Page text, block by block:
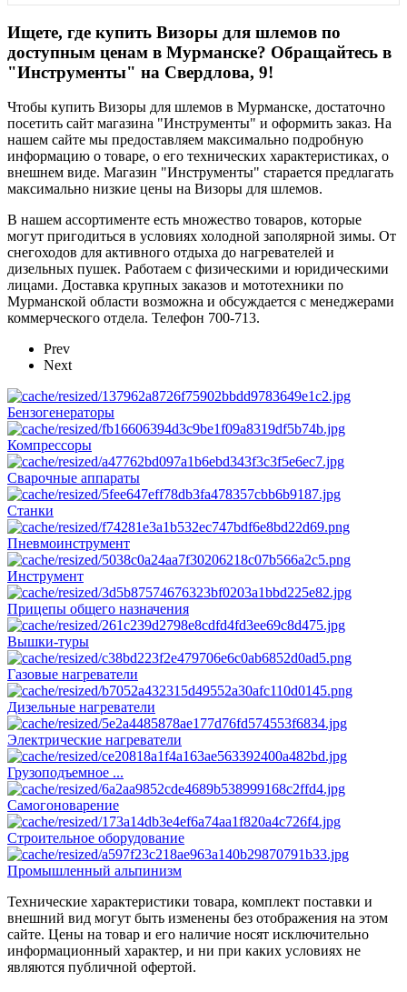
Ищете, где купить Визоры для шлемов по
доступным ценам в Мурманске? Обращайтесь в
"Инструменты" на Свердлова, 9!
Чтобы купить Визоры для шлемов в Мурманске, достаточно
посетить сайт магазина "Инструменты" и оформить заказ. На
нашем сайте мы предоставляем максимально подробную
информацию о товаре, о его технических характеристиках, о
внешнем виде. Магазин "Инструменты" старается предлагать
максимально низкие цены на Визоры для шлемов.
В нашем ассортименте есть множество товаров, которые
могут пригодиться в условиях холодной заполярной зимы. От
снегоходов для активного отдыха до нагревателей и
дизельных пушек. Работаем с физическими и юридическими
лицами. Доставка крупных заказов и мототехники по
Мурманской области возможна и обсуждается с менеджерами
коммерческого отдела. Телефон 700-713.
Prev
Next
Бензогенераторы
Компрессоры
Сварочные аппараты
Станки
Пневмоинструмент
Инструмент
Прицепы общего назначения
Вышки-туры
Газовые нагреватели
Дизельные нагреватели
Электрические нагреватели
Грузоподъемное ...
Самогоноварение
Строительное оборудование
Промышленный альпинизм
Технические характеристики товара, комплект поставки и
внешний вид могут быть изменены без отображения на этом
сайте. Цены на товар и его наличие носят исключительно
информационный характер, и ни при каких условиях не
являются публичной офертой.